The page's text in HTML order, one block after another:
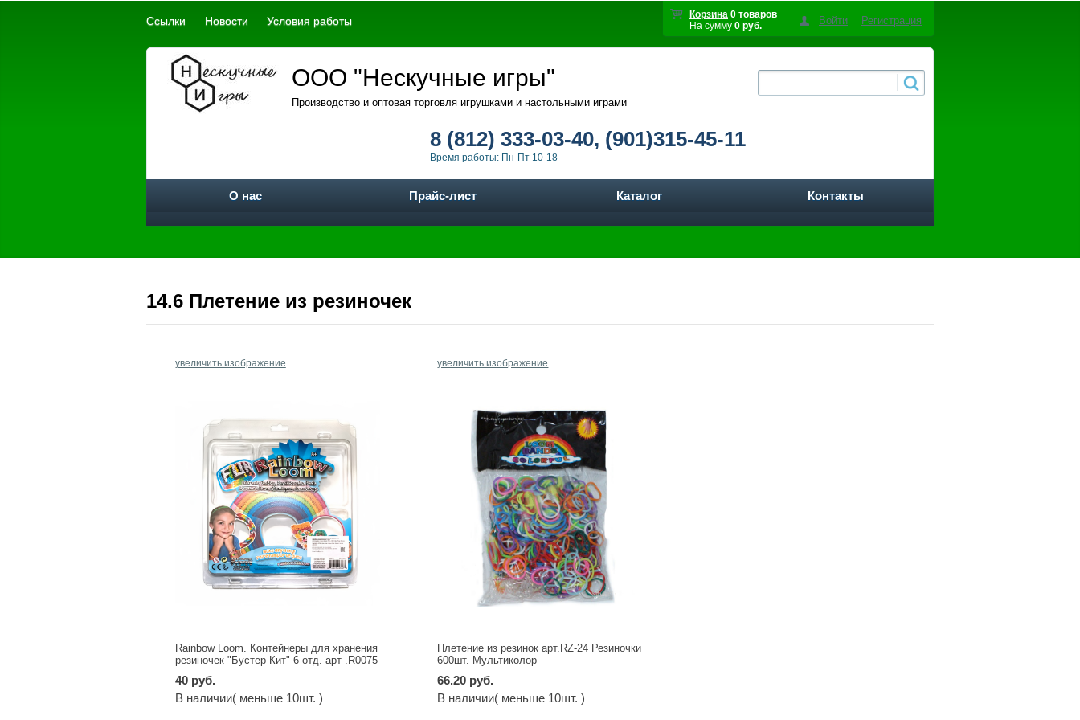
Корзина 0 товаров
На сумму 0 руб. Войти Регистрация
Ссылки Новости Условия работы
ООО "Нескучные игры"
Производство и оптовая торговля игрушками и настольными играми
8 (812) 333-03-40, (901)315-45-11
Время работы: Пн-Пт 10-18
О нас Прайс-лист Каталог Контакты
14.6 Плетение из резиночек
увеличить изображение
Rainbow Loom. Контейнеры для хранения
резиночек "Бустер Кит" 6 отд. арт .R0075
40 руб.
В наличии( меньше 10шт. )
увеличить изображение
Плетение из резинок арт.RZ-24 Резиночки
600шт. Мультиколор
66.20 руб.
В наличии( меньше 10шт. )